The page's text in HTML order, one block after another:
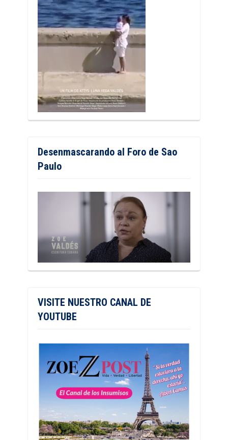
Desenmascarando al Foro de Sao
Paulo
VISITE NUESTRO CANAL DE
YOUTUBE